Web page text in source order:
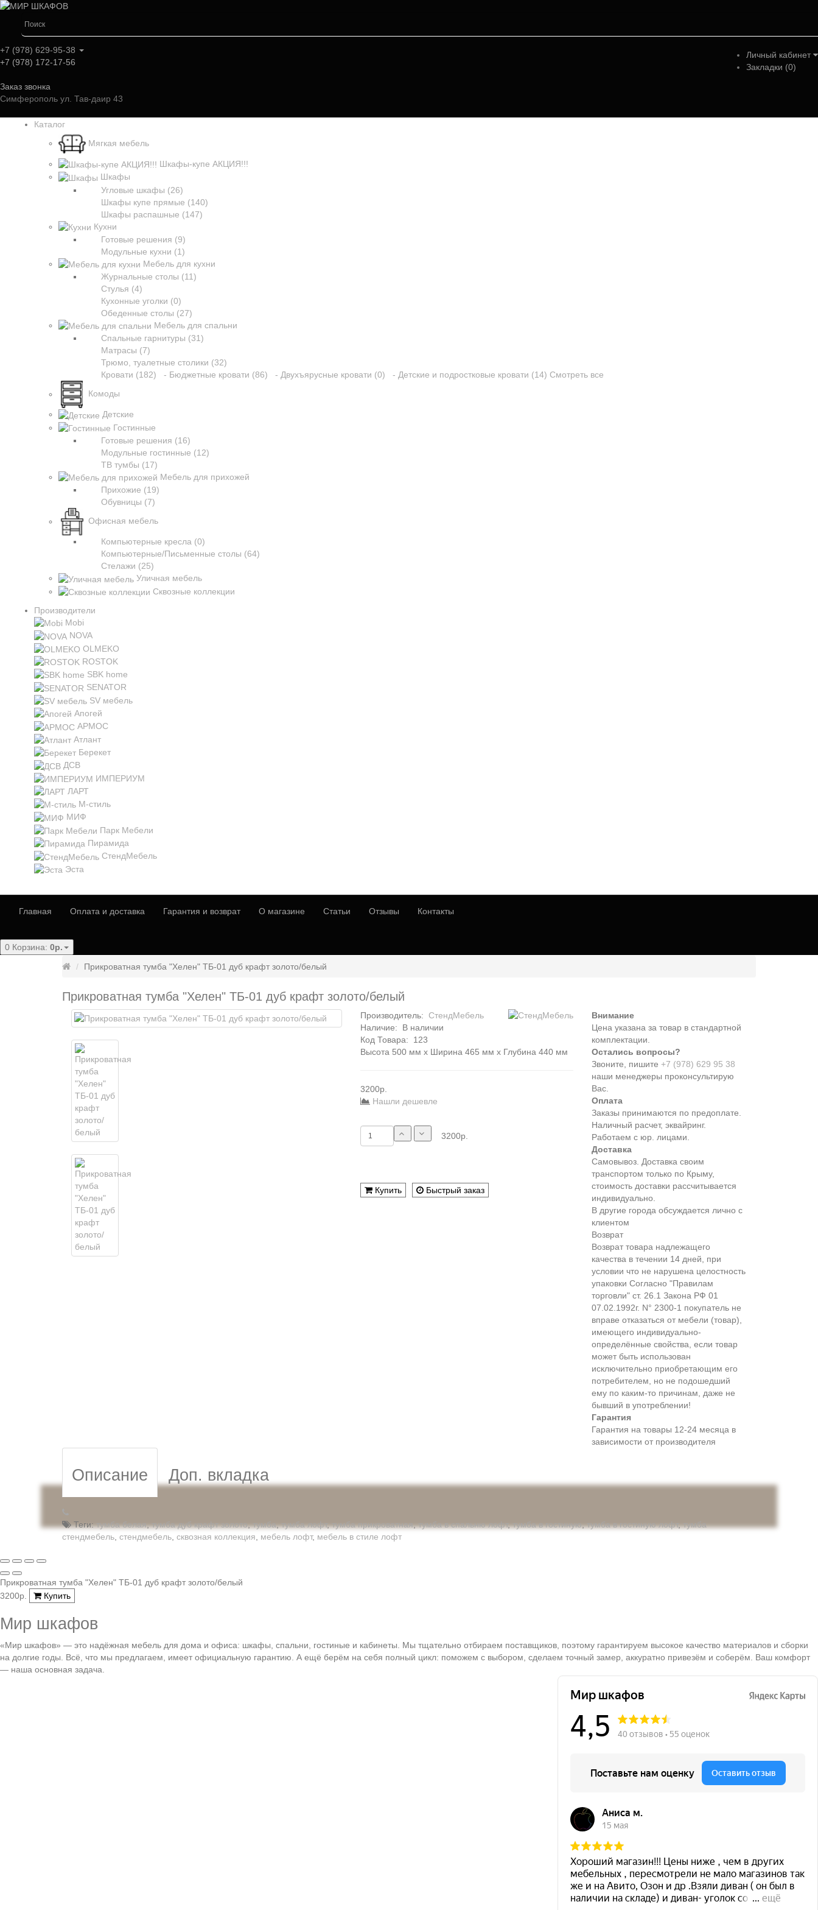
Личный кабинет
Закладки (0)
+7 (978) 629-95-38
+7 (978) 172-17-56
Заказ звонка
Симферополь ул. Тав-даир 43
Каталог
Мягкая мебель
Шкафы-купе АКЦИЯ!!!
Шкафы
Угловые шкафы (26)
Шкафы купе прямые (140)
Шкафы распашные (147)
Кухни
Готовые решения (9)
Модульные кухни (1)
Мебель для кухни
Журнальные столы (11)
Стулья (4)
Кухонные уголки (0)
Обеденные столы (27)
Мебель для спальни
Спальные гарнитуры (31)
Матрасы (7)
Трюмо, туалетные столики (32)
Кровати (182)
- Бюджетные кровати (86) - Двухъярусные кровати (0) - Детские и подростковые кровати (14) Смотреть все
Комоды
Детские
Гостинные
Готовые решения (16)
Модульные гостинные (12)
ТВ тумбы (17)
Мебель для прихожей
Прихожие (19)
Обувницы (7)
Офисная мебель
Компьютерные кресла (0)
Компьютерные/Письменные столы (64)
Стелажи (25)
Уличная мебель
Сквозные коллекции
Производители
Mobi
NOVA
OLMEKO
ROSTOK
SBK home
SENATOR
SV мебель
Апогей
АРМОС
Атлант
Берекет
ДСВ
ИМПЕРИУМ
ЛАРТ
М-стиль
МИФ
Парк Мебели
Пирамида
СтендМебель
Эста
Главная Оплата и доставка Гарантия и возврат О магазине Статьи Отзывы Контакты
0 Корзина: 0р.
Прикроватная тумба "Хелен" ТБ-01 дуб крафт золото/белый
Прикроватная тумба "Хелен" ТБ-01 дуб крафт золото/белый
Производитель:
СтендМебель
Наличие: В наличии
Код Товара:
123
Высота 500 мм x Ширина 465 мм x Глубина 440 мм
3200р.
Нашли дешевле
3200р.
Купить Быстрый заказ
Внимание
Цена указана за товар в стандартной
комплектации.
Остались вопросы?
Звоните, пишите +7 (978) 629 95 38
наши менеджеры проконсультирую
Вас.
Оплата
Заказы принимаются по предоплате.
Наличный расчет, эквайринг.
Работаем с юр. лицами.
Доставка
Самовывоз. Доставка своим
транспортом только по Крыму,
стоимость доставки рассчитывается
индивидуально.
В другие города обсуждается лично с
клиентом
Возврат
Возврат товара надлежащего
качества в течении 14 дней, при
условии что не нарушена целостность
упаковки Согласно "Правилам
торговли" ст. 26.1 Закона РФ 01
07.02.1992г. N° 2300-1 покупатель не
вправе отказаться от мебели (товар),
имеющего индивидуально-
определённые свойства, если товар
может быть использован
исключительно приобретающим его
потребителем, но не подошедший
eмy по каким-то причинам, даже не
бывший в употреблении!
Гарантия
Гарантия на товары 12-24 месяца в
зависимости от производителя
Описание Доп. вкладка
Теги:тумба белая,тумба дуб крафт золото,тумба,тумба лофт,тумба прикроватная,тумба в спальню лофт,тумба в гостиную,тумба в гостиную лофт,тумба
стендмебель стендмебель сквозная коллекция мебель лофт, мебель в стиле лофт
Прикроватная тумба "Хелен" ТБ-01 дуб крафт золото/белый
3200р.
Купить
Мир шкафов
«Мир шкафов» — это надёжная мебель для дома и офиса: шкафы, спальни, гостиные и кабинеты. Мы тщательно отбираем поставщиков, поэтому гарантируем высокое качество материалов и сборки
на долгие годы. Всё, что мы предлагаем, имеет официальную гарантию. А ещё берём на себя полный цикл: поможем с выбором, сделаем точный замер, аккуратно привезём и соберём. Ваш комфорт
— наша основная задача.